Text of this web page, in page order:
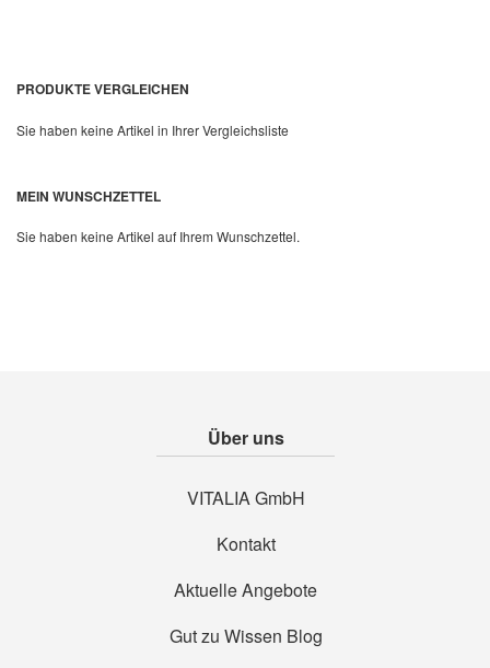
PRODUKTE VERGLEICHEN
Sie haben keine Artikel in Ihrer Vergleichsliste
MEIN WUNSCHZETTEL
Sie haben keine Artikel auf Ihrem Wunschzettel.
Über uns
VITALIA GmbH
Kontakt
Aktuelle Angebote
Gut zu Wissen Blog